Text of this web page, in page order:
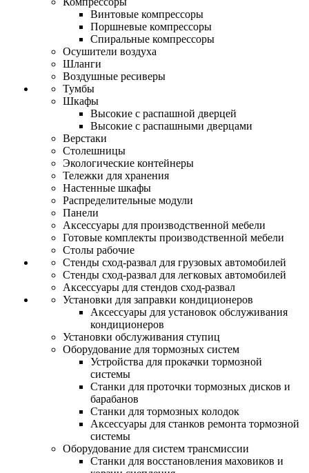
Винтовые компрессоры
Поршневые компрессоры
Спиральные компрессоры
Осушители воздуха
Шланги
Воздушные ресиверы
Тумбы
Шкафы
Высокие с распашной дверцей
Высокие с распашными дверцами
Верстаки
Столешницы
Экологические контейнеры
Тележки для хранения
Настенные шкафы
Распределительные модули
Панели
Аксессуары для производственной мебели
Готовые комплекты производственной мебели
Столы рабочие
Стенды сход-развал для грузовых автомобилей
Стенды сход-развал для легковых автомобилей
Аксессуары для стендов сход-развал
Установки для заправки кондиционеров
Аксессуары для установок обслуживания
кондиционеров
Установки обслуживания ступиц
Оборудование для тормозных систем
Устройства для прокачки тормозной
системы
Станки для проточки тормозных дисков и
барабанов
Станки для тормозных колодок
Аксессуары для станков ремонта тормозной
системы
Оборудование для систем трансмиссии
Станки для восстановления маховиков и